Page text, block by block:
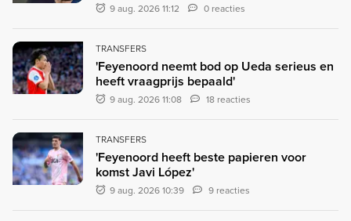
9 aug. 2026 11:12 0 reacties
TRANSFERS
'Feyenoord neemt bod op Ueda serieus en
heeft vraagprijs bepaald'
9 aug. 2026 11:08 18 reacties
TRANSFERS
'Feyenoord heeft beste papieren voor
komst Javi López'
9 aug. 2026 10:39 9 reacties